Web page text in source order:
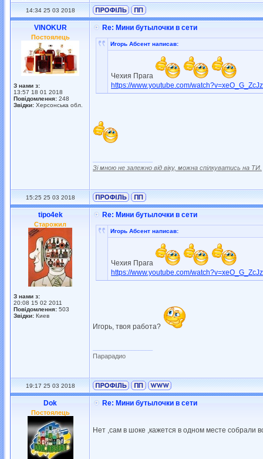
14:34 25 03 2018
VINOKUR
Постоялець
З нами з:
13:57 18 01 2018
Повідомлення: 248
Звідки: Херсонська обл.
Re: Мини бутылочки в сети
Игорь Абсент написав:
Чехия Прага
https://www.youtube.com/
Зі мною не залежно від віку, можна спілкуватись на ТИ.
15:25 25 03 2018
tipo4ek
Старожил
З нами з:
20:08 15 02 2011
Повідомлення: 503
Звідки: Киев
Re: Мини бутылочки в сети
Игорь Абсент написав:
Чехия Прага
https://www.youtube.com/
Игорь, твоя работа?
Парарадио
19:17 25 03 2018
Dok
Постоялець
Re: Мини бутылочки в сети
Нет ,сам в шоке ,кажется в одном месте собрали